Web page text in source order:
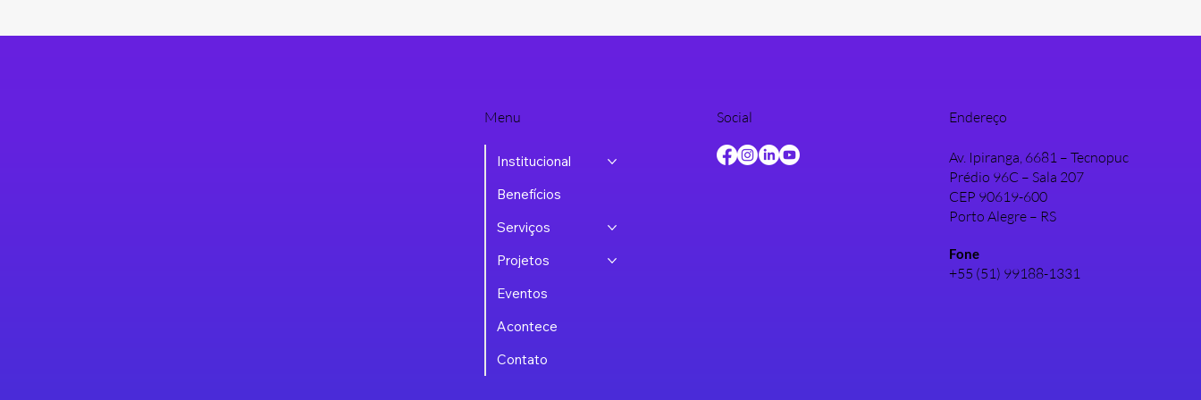
Menu
Institucional
Benefícios
Serviços
Projetos
Eventos
Acontece
Contato
Social Endereço
Av. Ipiranga, 6681 – Tecnopuc
Prédio 96C – Sala 207
CEP 90619-600
Porto Alegre – RS
Fone
+55 (51) 99188-1331